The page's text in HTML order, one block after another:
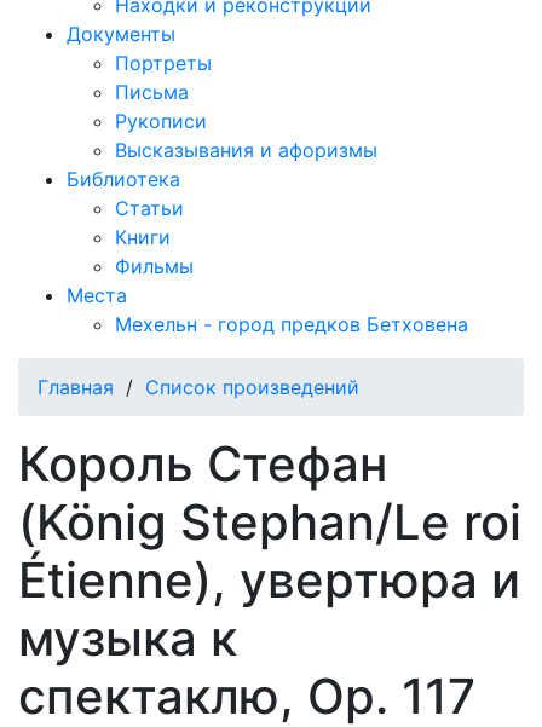
Находки и реконструкции
Документы
Портреты
Письма
Рукописи
Высказывания и афоризмы
Библиотека
Статьи
Книги
Фильмы
Места
Мехельн - город предков Бетховена
Главная / Список произведений
Король Стефан
(König Stephan/Le roi
Étienne), увертюра и
музыка к
спектаклю, Op. 117